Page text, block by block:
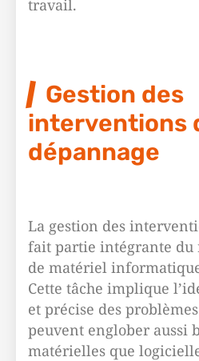
travail.
Gestion des
interventions
dépannage
La gestion des
fait partie intégrante du
de matériel
Cette tâche implique
et précise des
peuvent englober aussi
matérielles que